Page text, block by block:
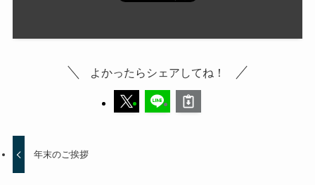
よかったらシェアしてね！
年末のご挨拶